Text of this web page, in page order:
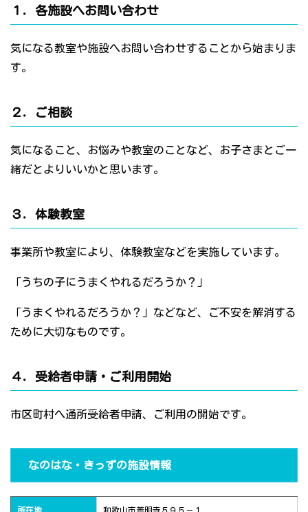
１．各施設へお問い合わせ
気になる教室や施設へお問い合わせすることから始まりま
す。
２．ご相談
気になること、お悩みや教室のことなど、お子さまとご一
緒だとよりいいかと思います。
３．体験教室
事業所や教室により、体験教室などを実施しています。
「うちの子にうまくやれるだろうか？」
「うまくやれるだろうか？」などなど、ご不安を解消する
ために大切なものです。
４．受給者申請・ご利用開始
市区町村へ通所受給者申請、ご利用の開始です。
なのはな・きっずの施設情報
所在地 和歌山市善明寺５９５－１